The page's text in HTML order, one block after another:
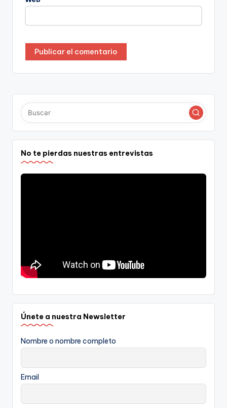
No te pierdas nuestras entrevistas
Únete a nuestra Newsletter
Nombre o nombre completo
Email